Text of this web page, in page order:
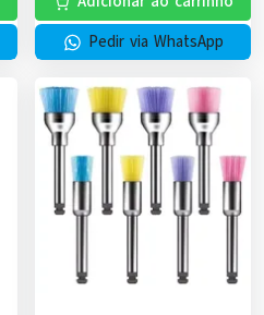
Pedir via WhatsApp